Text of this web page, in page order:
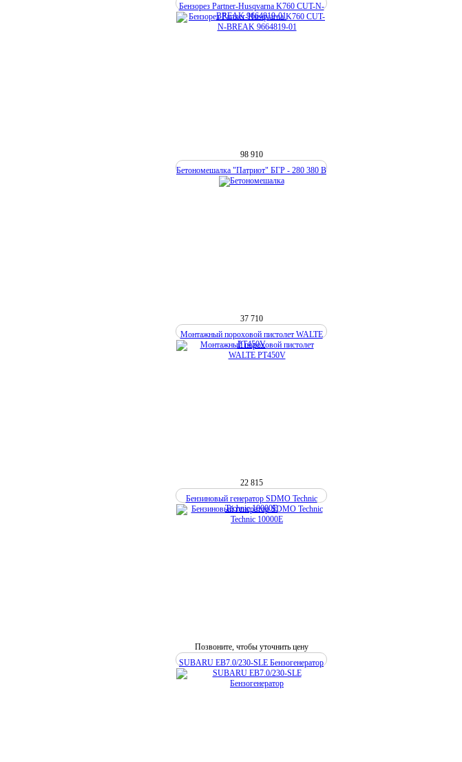
Бензорез Partner-Husqvarna K760 CUT-N-
BREAK 9664819-01
98 910
Бетономешалка "Патриот" БГР - 280 380 В
37 710
Монтажный пороховой пистолет WALTE
PT450V
22 815
Бензиновый генератор SDMO Technic
Technic 10000E
Позвоните, чтобы уточнить цену
SUBARU EB7.0/230-SLE Бензогенератор